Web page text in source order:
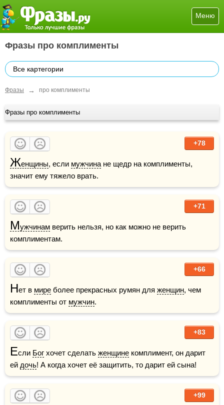
Меню
Фразы про комплименты
Все картегории
Фразы → про комплименты
Фразы про комплименты
+78
Женщины, если мужчина не щедр на комплименты,
значит ему тяжело врать.
+71
Мужчинам верить нельзя, но как можно не верить
комплиментам.
+66
Нет в мире более прекрасных румян для женщин, чем
комплименты от мужчин.
+83
Если Бог хочет сделать женщине комплимент, он дарит
ей дочь! А когда хочет её защитить, то дарит ей сына!
+99